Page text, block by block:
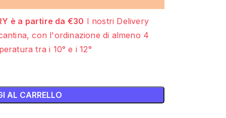
è a partire da €30 I nostri Delivery
con l'ordinazione di almeno 4
tra i 10° e i 12°
AL CARRELLO